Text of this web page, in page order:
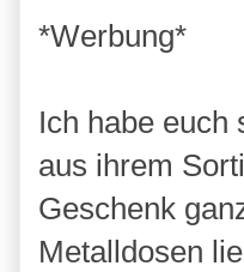
*Werbung*
Ich habe euch
aus ihrem
Geschenk
Metalldosen